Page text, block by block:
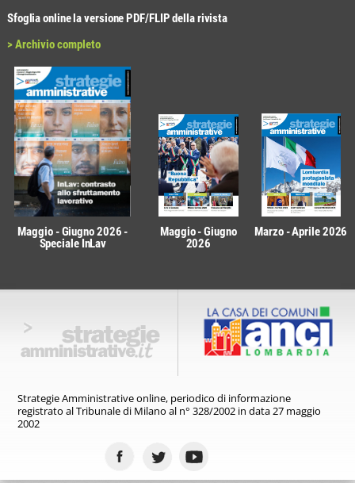
Sfoglia online la versione PDF/FLIP della rivista
> Archivio completo
Maggio - Giugno 2026 -
Speciale InLav
Maggio - Giugno
2026
Marzo - Aprile 2026
Strategie Amministrative online, periodico di informazione
registratoal Tribunale di Milano al n° 328/2002 in data 27 maggio
2002